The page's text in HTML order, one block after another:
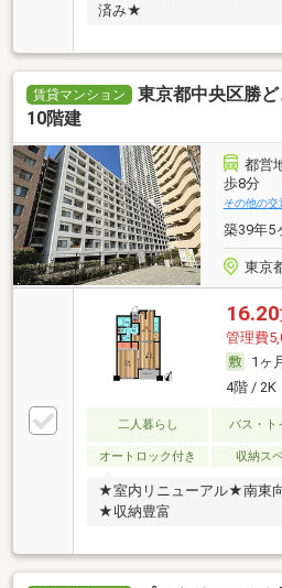
済み★
賃貸マンション
東京都中央区勝
10階建
都営
歩8分
その他の交
築39年5
東京
16.20
管理費
1ヶ
4階 / 2K
二人暮らし バス・ト
オートロック付き
収納ス
★室内リニューアル★南東
★収納豊富